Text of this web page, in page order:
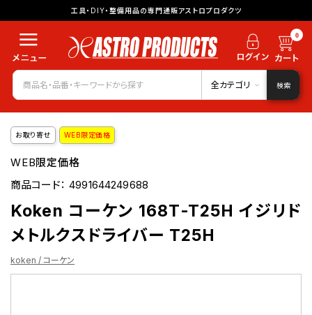
工具・DIY・整備用品の専門通販アストロプロダクツ
0
全カテゴリ 検索
お取り寄せ WEB限定価格
WEB限定価格
商品コード：4991644249688
Koken コーケン 168T-T25H イジリド
メトルクスドライバー T25H
koken / コーケン